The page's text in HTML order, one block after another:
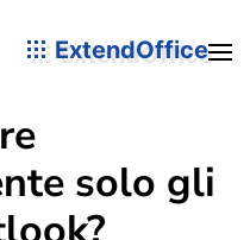
ExtendOffice
solo gli